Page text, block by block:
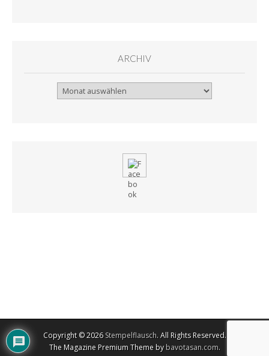
ARCHIV
Archiv
Copyright © 2026Stempelflausch. All Rights Reserved.
The Magazine Premium Theme bybavotasan.com.